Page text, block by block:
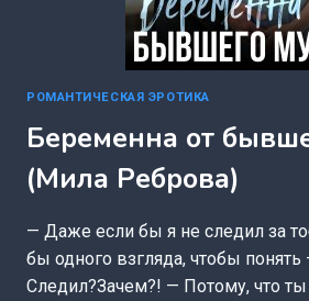
РОМАНТИЧЕСКАЯ ЭРОТИКА
Беременна от
(Мила Реброва)
— Даже если бы я не следил за
бы одного взгляда, чтобы
Следил?Зачем?! — Потому, что